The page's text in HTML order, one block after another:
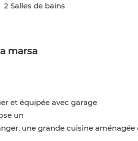
2 Salles de bains
marsa
et équipée avec garage
un
une grande cuisine